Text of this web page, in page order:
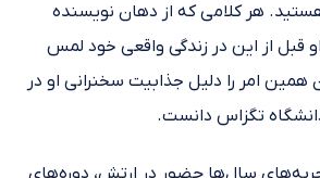
هر کلامی که از دهان نویسنده
قبل از این در زندگی واقعی خود لمس
امر را دلیل جذابیت سخنرانی او در
تگزاس دانست.